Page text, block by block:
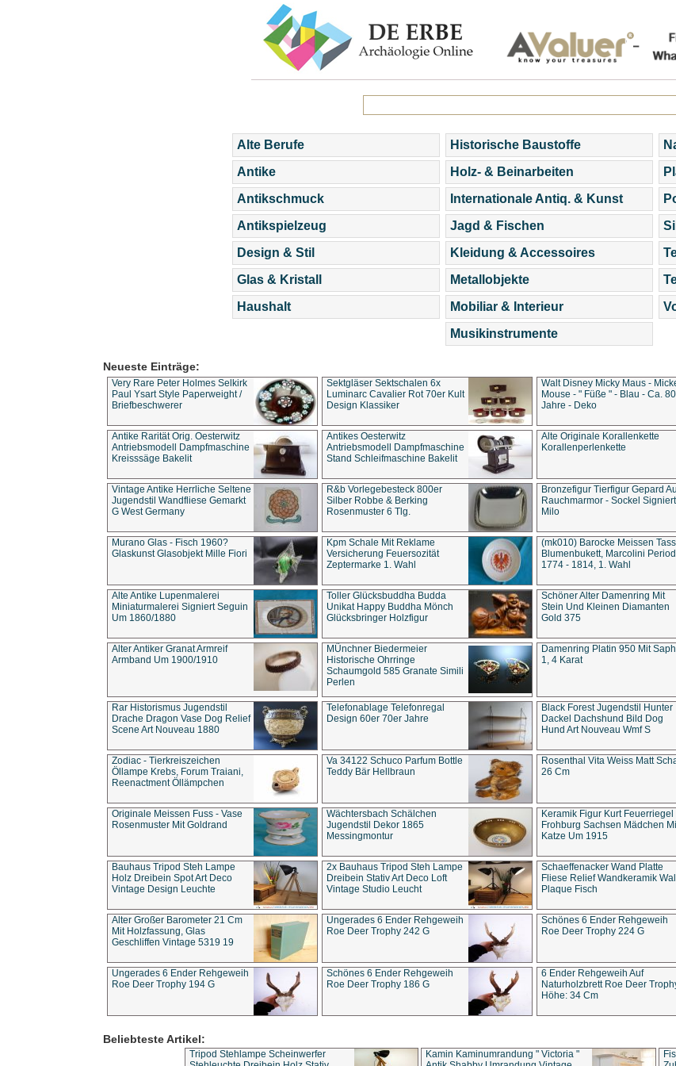
Alte Berufe
Antike
Antikschmuck
Antikspielzeug
Design & Stil
Glas & Kristall
Haushalt
Historische Baustoffe
Holz- & Beinarbeiten
Internationale Antiq. & Kunst
Jagd & Fischen
Kleidung & Accessoires
Metallobjekte
Mobiliar & Interieur
Musikinstrumente
Neueste Einträge:
Very Rare Peter Holmes Selkirk
Paul Ysart Style Paperweight /
Briefbeschwerer
Sektgläser Sektschalen 6x
Luminarc Cavalier Rot 70er Kult
Design Klassiker
Walt Disney Micky Maus -
Mouse - " Füße " - Blau - Ca.
Jahre - Deko
Antike Rarität Orig. Oesterwitz
Antriebsmodell Dampfmaschine
Kreisssäge Bakelit
Antikes Oesterwitz
Antriebsmodell Dampfmaschine
Stand Schleifmaschine Bakelit
Alte Originale Korallenkette
Korallenperlenkette
Vintage Antike Herrliche Seltene
Jugendstil Wandfliese Gemarkt
G West Germany
R&b Vorlegebesteck 800er
Silber Robbe & Berking
Rosenmuster 6 Tlg.
Bronzefigur Tierfigur Gepard
Rauchmarmor - Sockel Signiert
Milo
Murano Glas - Fisch 1960?
Glaskunst Glasobjekt Mille Fiori
Kpm Schale Mit Reklame
Versicherung Feuersozität
Zeptermarke 1. Wahl
(mk010) Barocke Meissen
Blumenbukett, Marcolini
1774 - 1814, 1. Wahl
Alte Antike Lupenmalerei
Miniaturmalerei Signiert Seguin
Um 1860/1880
Toller Glücksbuddha Budda
Unikat Happy Buddha Mönch
Glücksbringer Holzfigur
Schöner Alter Damenring Mit
Stein Und Kleinen Diamanten
Gold 375
Alter Antiker Granat Armreif
Armband Um 1900/1910
MÜnchner Biedermeier
Historische Ohrringe
Schaumgold 585 Granate Simili
Perlen
Damenring Platin 950 Mit
1, 4 Karat
Rar Historismus Jugendstil
Drache Dragon Vase Dog Relief
Scene Art Nouveau 1880
Telefonablage Telefonregal
Design 60er 70er Jahre
Black Forest Jugendstil Hunter
Dackel Dachshund Bild Dog
Hund Art Nouveau Wmf S
Zodiac - Tierkreiszeichen
Öllampe Krebs, Forum Traiani,
Reenactment Öllämpchen
Va 34122 Schuco Parfum Bottle
Teddy Bär Hellbraun
Rosenthal Vita Weiss Matt
26 Cm
Originale Meissen Fuss - Vase
Rosenmuster Mit Goldrand
Wächtersbach Schälchen
Jugendstil Dekor 1865
Messingmontur
Keramik Figur Kurt Feuerriegel
Frohburg Sachsen Mädchen
Katze Um 1915
Bauhaus Tripod Steh Lampe
Holz Dreibein Spot Art Deco
Vintage Design Leuchte
2x Bauhaus Tripod Steh Lampe
Dreibein Stativ Art Deco Loft
Vintage Studio Leucht
Schaeffenacker Wand Platte
Fliese Relief Wandkeramik Wall
Plaque Fisch
Alter Großer Barometer 21 Cm
Mit Holzfassung, Glas
Geschliffen Vintage 5319 19
Ungerades 6 Ender Rehgeweih
Roe Deer Trophy 242 G
Schönes 6 Ender Rehgeweih
Roe Deer Trophy 224 G
Ungerades 6 Ender Rehgeweih
Roe Deer Trophy 194 G
Schönes 6 Ender Rehgeweih
Roe Deer Trophy 186 G
6 Ender Rehgeweih Auf
Naturholzbrett Roe Deer
Höhe: 34 Cm
Beliebteste Artikel:
Tripod Stehlampe Scheinwerfer
Kamin Kaminumrandung " Victoria "